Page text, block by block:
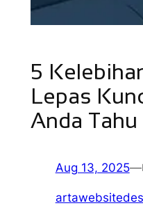
5
Lepas
Anda Tahu
Aug 13, 2025—